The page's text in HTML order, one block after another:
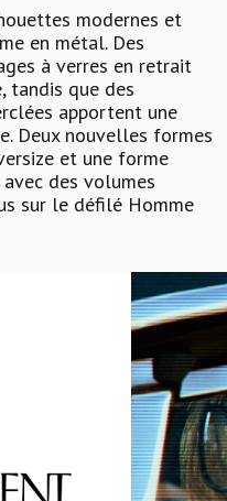
modernes et
en métal. Des
à verres en retrait
tandis que des
apportent une
Deux nouvelles formes
et une forme
des volumes
sur le défilé Homme